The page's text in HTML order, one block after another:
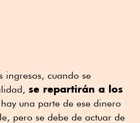
ingresos, cuando se
se repartirán a los
una parte de ese dinero
pero se debe de actuar de